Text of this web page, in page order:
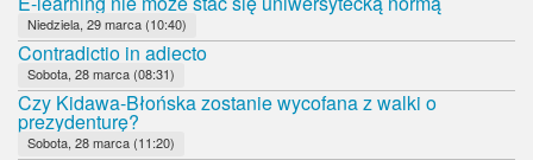
Niedziela, 29 marca (10:40)
Contradictio in adiecto
Sobota, 28 marca (08:31)
Czy Kidawa-Błońska zostanie wycofana z walki o
prezydenturę?
Sobota, 28 marca (11:20)